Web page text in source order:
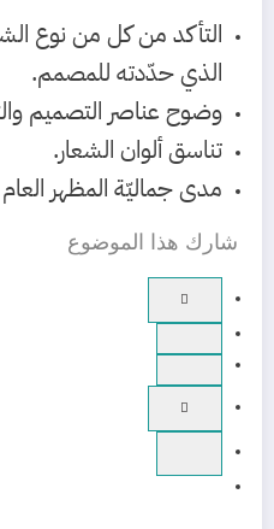
التأكد من كل من نوع
الذي حدّدته للمصمم.
وضوح عناصر التصميم
تناسق ألوان الشعار.
مدى جماليّة المظهر
شارك هذا الموضوع